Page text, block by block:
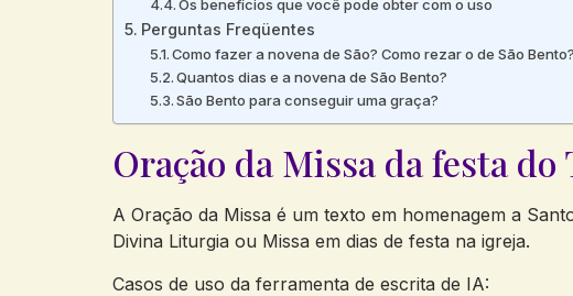
Os benefícios que você pode obter com o uso
Perguntas Freqüentes
Como fazer a novena de São? Como rezar o de São Bento?
Quantos dias e a novena de São Bento?
São Bento para conseguir uma graça?
Oração da Missa da festa
A Oração da Missa é um texto em homenagem a
Divina Liturgia ou Missa em dias de festa na igreja.
Casos de uso da ferramenta de escrita de IA: